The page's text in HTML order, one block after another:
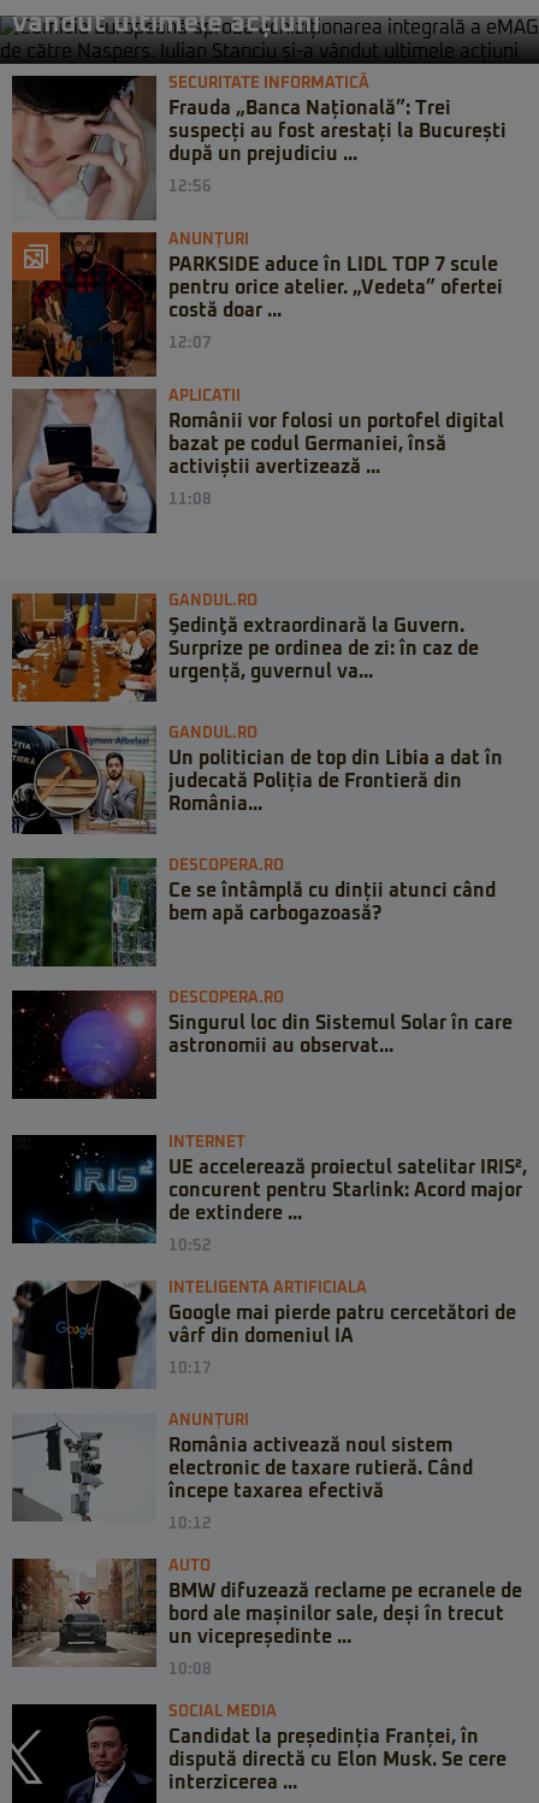
vândut ultimele acțiuni
SECURITATE INFORMATICĂ
Frauda „Banca Națională”: Trei
suspecți au fost arestați la București
după un prejudiciu ...
12:56
ANUNȚURI
PARKSIDE aduce în LIDL TOP 7 scule
pentru orice atelier. „Vedeta” ofertei
costă doar ...
12:07
APLICATII
Românii vor folosi un portofel digital
bazat pe codul Germaniei, însă
activiștii avertizează ...
11:08
GANDUL.RO
Şedinţă extraordinară la Guvern.
Surprize pe ordinea de zi: în caz de
urgență, guvernul va...
GANDUL.RO
Un politician de top din Libia a dat în
judecată Poliția de Frontieră din
România...
DESCOPERA.RO
Ce se întâmplă cu dinții atunci când
bem apă carbogazoasă?
DESCOPERA.RO
Singurul loc din Sistemul Solar în care
astronomii au observat...
INTERNET
UE accelerează proiectul satelitar IRIS²,
concurent pentru Starlink: Acord major
de extindere ...
10:52
INTELIGENTA ARTIFICIALA
Google mai pierde patru cercetători de
vârf din domeniul IA
10:17
ANUNȚURI
România activează noul sistem
electronic de taxare rutieră. Când
începe taxarea efectivă
10:12
AUTO
BMW difuzează reclame pe ecranele de
bord ale mașinilor sale, deși în trecut
un vicepreședinte ...
10:08
SOCIAL MEDIA
Candidat la președinția Franței, în
dispută directă cu Elon Musk. Se cere
interzicerea ...